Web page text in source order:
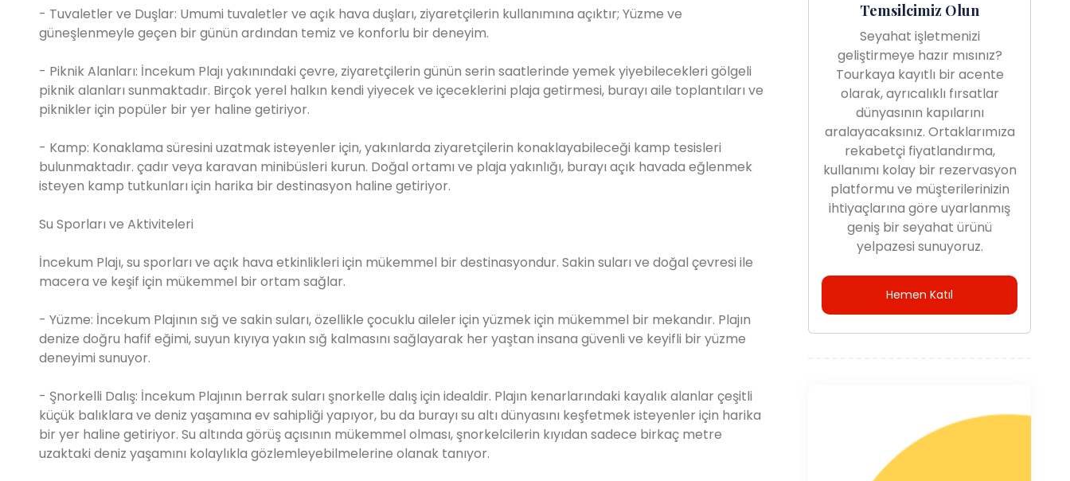
- Tuvaletler ve Duşlar: Umumi tuvaletler ve açık hava duşları, ziyaretçilerin kullanımına açıktır; Yüzme ve
güneşlenmeyle geçen bir günün ardından temiz ve konforlu bir deneyim.
- Piknik Alanları: İncekum Plajı yakınındaki çevre, ziyaretçilerin günün serin saatlerinde yemek yiyebilecekleri gölgeli
piknik alanları sunmaktadır. Birçok yerel halkın kendi yiyecek ve içeceklerini plaja getirmesi, burayı aile toplantıları ve
piknikler için popüler bir yer haline getiriyor.
- Kamp: Konaklama süresini uzatmak isteyenler için, yakınlarda ziyaretçilerin konaklayabileceği kamp tesisleri
bulunmaktadır. çadır veya karavan minibüsleri kurun. Doğal ortamı ve plaja yakınlığı, burayı açık havada eğlenmek
isteyen kamp tutkunları için harika bir destinasyon haline getiriyor.
Su Sporları ve Aktiviteleri
İncekum Plajı, su sporları ve açık hava etkinlikleri için mükemmel bir destinasyondur. Sakin suları ve doğal çevresi ile
macera ve keşif için mükemmel bir ortam sağlar.
- Yüzme: İncekum Plajının sığ ve sakin suları, özellikle çocuklu aileler için yüzmek için mükemmel bir mekandır. Plajın
denize doğru hafif eğimi, suyun kıyıya yakın sığ kalmasını sağlayarak her yaştan insana güvenli ve keyifli bir yüzme
deneyimi sunuyor.
- Şnorkelli Dalış: İncekum Plajının berrak suları şnorkelle dalış için idealdir. Plajın kenarlarındaki kayalık alanlar çeşitli
küçük balıklara ve deniz yaşamına ev sahipliği yapıyor, bu da burayı su altı dünyasını keşfetmek isteyenler için harika
bir yer haline getiriyor. Su altında görüş açısının mükemmel olması, şnorkelcilerin kıyıdan sadece birkaç metre
uzaktaki deniz yaşamını kolaylıkla gözlemleyebilmelerine olanak tanıyor.
Temsilcimiz Olun
Seyahat işletmenizi
geliştirmeye hazır mısınız?
Tourkaya kayıtlı bir acente
olarak, ayrıcalıklı fırsatlar
dünyasının kapılarını
aralayacaksınız. Ortaklarımıza
rekabetçi fiyatlandırma,
kullanımı kolay bir rezervasyon
platformu ve müşterilerinizin
ihtiyaçlarına göre uyarlanmış
geniş bir seyahat ürünü
yelpazesi sunuyoruz.
Hemen Katıl